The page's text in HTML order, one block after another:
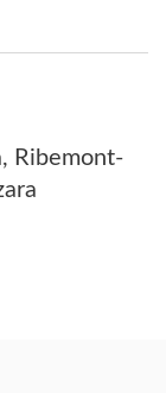
Ribemont-